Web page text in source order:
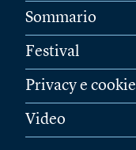
Sommario
Festival
Privacy e cookie
Video